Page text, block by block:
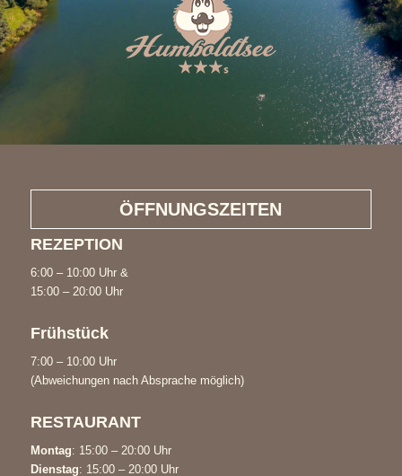
ÖFFNUNGSZEITEN
REZEPTION
6:00 – 10:00 Uhr &
15:00 – 20:00 Uhr
Frühstück
7:00 – 10:00 Uhr
(Abweichungen nach Absprache möglich)
RESTAURANT
Montag: 15:00 – 20:00 Uhr
Dienstag: 15:00 – 20:00 Uhr